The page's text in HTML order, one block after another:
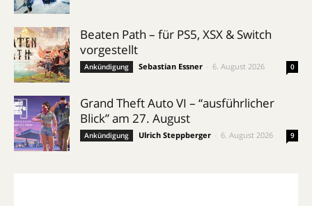
Beaten Path – für PS5, XSX & Switch
vorgestellt
Ankündigung Sebastian Essner 6. August 2026 0
Grand Theft Auto VI – “ausführlicher
Blick” am 27. August
Ankündigung Ulrich Steppberger 6. August 2026 9